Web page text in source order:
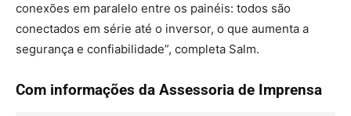
conexões em paralelo entre os painéis: todos são
conectados em série até o inversor, o que aumenta a
segurança e confiabilidade”, completa Salm.
Com informações da Assessoria de Imprensa